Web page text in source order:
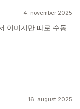
4. november 2025
이미지만 따로 수동
16. august 2025